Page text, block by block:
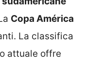
Copa América
La classifica
attuale offre